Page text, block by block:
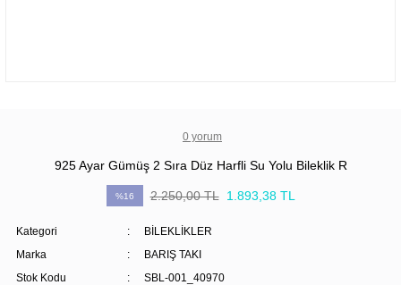
0 yorum
925 Ayar Gümüş 2 Sıra Düz Harfli Su Yolu Bileklik R
%16 2.250,00 TL 1.893,38 TL
Kategori
BİLEKLİKLER
Marka
BARIŞ TAKI
Stok Kodu
SBL-001_40970